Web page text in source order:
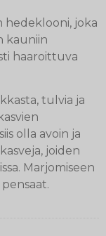
hedeklooni, joka
kauniin
haaroittuva
tulvia ja
olla avoin ja
joiden
Marjomiseen